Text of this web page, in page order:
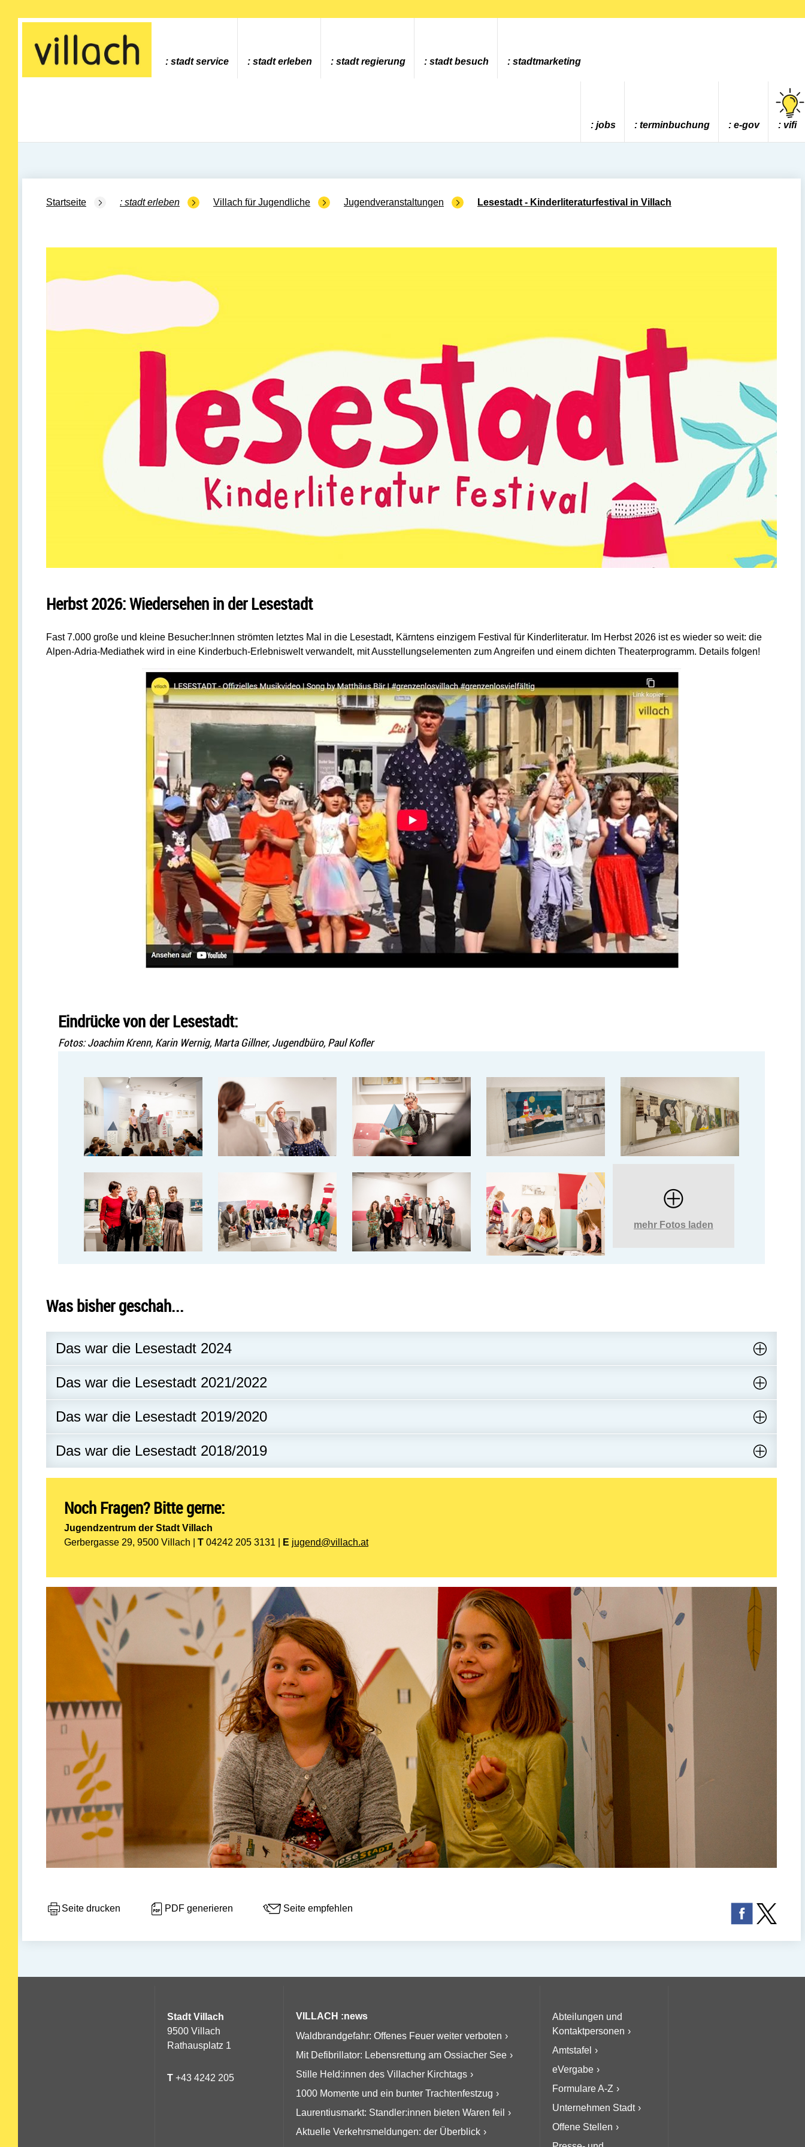
Gehe zur Startseite
stadt service stadt erleben stadt regierung stadt besuch stadtmarketing
jobs terminbuchung e-gov vifi
Startseite stadt erleben Villach für Jugendliche Jugendveranstaltungen Lesestadt - Kinderliteraturfestival in Villach
Herbst 2026: Wiedersehen in der Lesestadt
Fast 7.000 große und kleine Besucher:Innen strömten letztes Mal in die Lesestadt, Kärntens einzigem Festival für Kinderliteratur. Im Herbst 2026 ist es wieder so weit: die
Alpen-Adria-Mediathek wird in eine Kinderbuch-Erlebniswelt verwandelt, mit Ausstellungselementen zum Angreifen und einem dichten Theaterprogramm. Details folgen!
Eindrücke von der Lesestadt:
Fotos: Joachim Krenn, Karin Wernig, Marta Gillner, Jugendbüro, Paul Kofler
mehr Fotos laden
Was bisher geschah...
Das war die Lesestadt 2024
Das war die Lesestadt 2021/2022
Das war die Lesestadt 2019/2020
Das war die Lesestadt 2018/2019
Noch Fragen? Bitte gerne:
Jugendzentrum der Stadt Villach
Gerbergasse 29, 9500 Villach | T 04242 205 3131 | E jugend@villach.at
Seite drucken PDF generieren Seite empfehlen
Stadt Villach
9500 Villach
Rathausplatz 1
T +43 4242 205
VILLACH :news
Waldbrandgefahr: Offenes Feuer weiter verboten
Mit Defibrillator: Lebensrettung am Ossiacher See
Stille Held:innen des Villacher Kirchtags
1000 Momente und ein bunter Trachtenfestzug
Laurentiusmarkt: Standler:innen bieten Waren feil
Aktuelle Verkehrsmeldungen: der Überblick
Abteilungen und
Kontaktpersonen
Amtstafel
eVergabe
Formulare A-Z
Unternehmen Stadt
Offene Stellen